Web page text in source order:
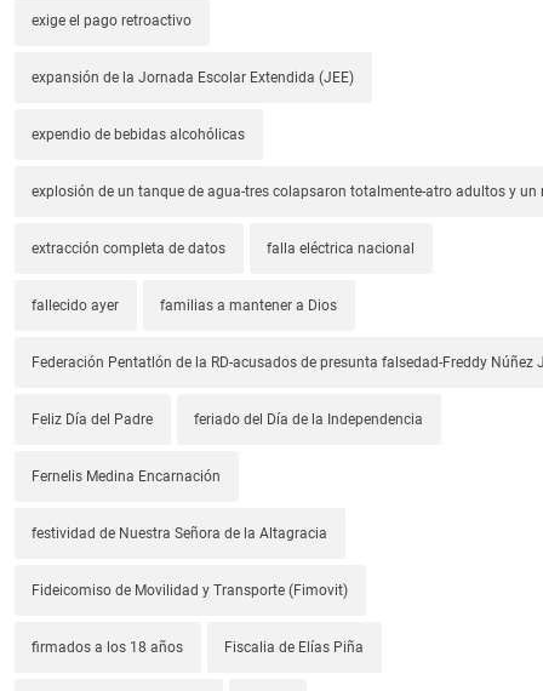
exige el pago retroactivo
expansión de la Jornada Escolar Extendida (JEE)
expendio de bebidas alcohólicas
explosión de un tanque de agua-tres colapsaron totalmente-atro adultos y un
extracción completa de datos falla eléctrica nacional
fallecido ayer familias a mantener a Dios
Federación Pentatlón de la RD-acusados de presunta falsedad-Freddy Núñez
Feliz Día del Padre feriado del Día de la Independencia
Fernelis Medina Encarnación
festividad de Nuestra Señora de la Altagracia
Fideicomiso de Movilidad y Transporte (Fimovit)
firmados a los 18 años Fiscalia de Elías Piña